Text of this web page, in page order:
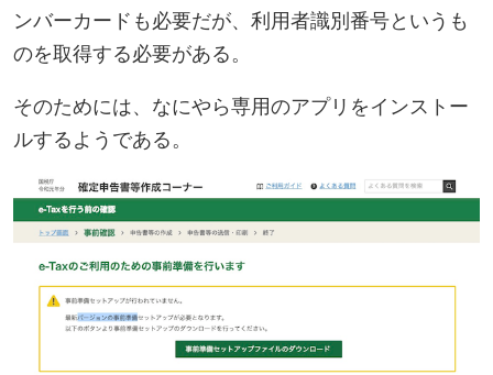
ンバーカードも必要だが、 利用者識別番号というも
のを取得する必要がある。
そのためには、なにやら専用のアプリをインストー
ルするようである。